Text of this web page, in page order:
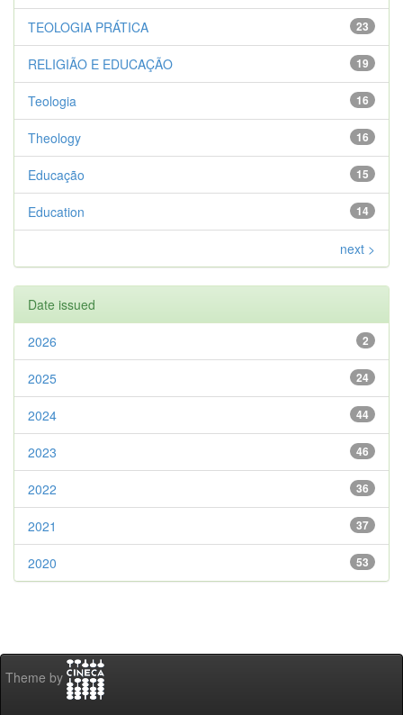
23
TEOLOGIA PRÁTICA
19
RELIGIÃO E EDUCAÇÃO
16
Teologia
16
Theology
15
Educação
14
Education
next >
Date issued
2
2026
24
2025
44
2024
46
2023
36
2022
37
2021
53
2020
Theme by